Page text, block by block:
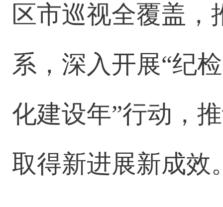
区市巡视全覆盖
系，深入开展“纪
化建设年”行动，
取得新进展新成效